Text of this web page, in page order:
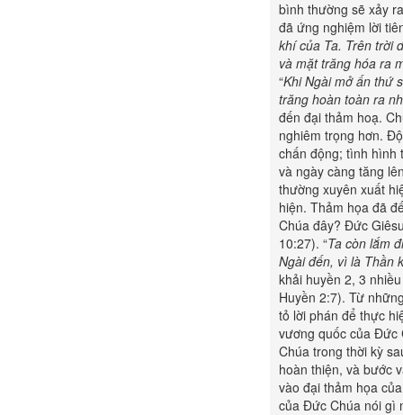
bình thường sẽ xảy
đã ứng nghiệm lời
khí của Ta. Trên trời
và mặt trăng hóa ra
“Khi Ngài mở ấn thứ
trăng hoàn toàn ra
đến đại thảm hoạ.
nghiêm trọng hơn.
chấn động; tình hình
và ngày càng tăng
thường xuyên xuất
hiện. Thảm họa đã
Chúa đây? Đức
10:27). “Ta còn lắm
Ngài đến, vì là Thần
khải huyền 2, 3
Huyền 2:7). Từ
tỏ lời phán để thực
vương quốc của Đức
Chúa trong thời kỳ
hoàn thiện, và bước
vào đại thảm họa
của Đức Chúa nói gì